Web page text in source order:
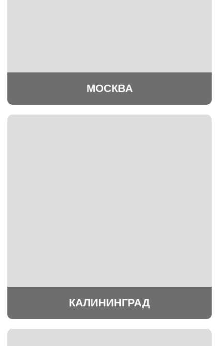
МОСКВА
КАЛИНИНГРАД